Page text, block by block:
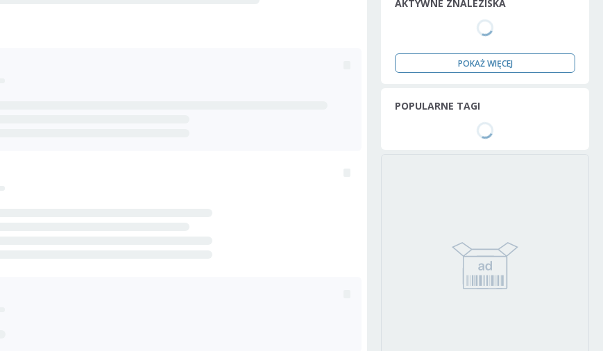
AKTYWNE ZNALEZISKA
POKAŻ WIĘCEJ
POPULARNE TAGI